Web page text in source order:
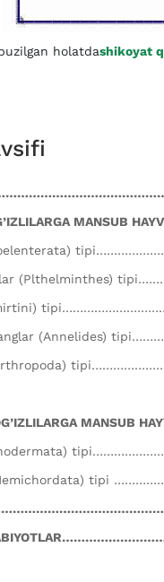
holatdashikoyat
MANSUB
Coelenterata)
(Plthelminthes)
(Annelides)
(Arthropoda)
MANSUB
(Hemichordata) tipi